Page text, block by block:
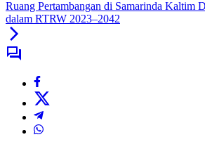
Ruang Pertambangan di Samarinda Kaltim
dalam RTRW 2023–2042